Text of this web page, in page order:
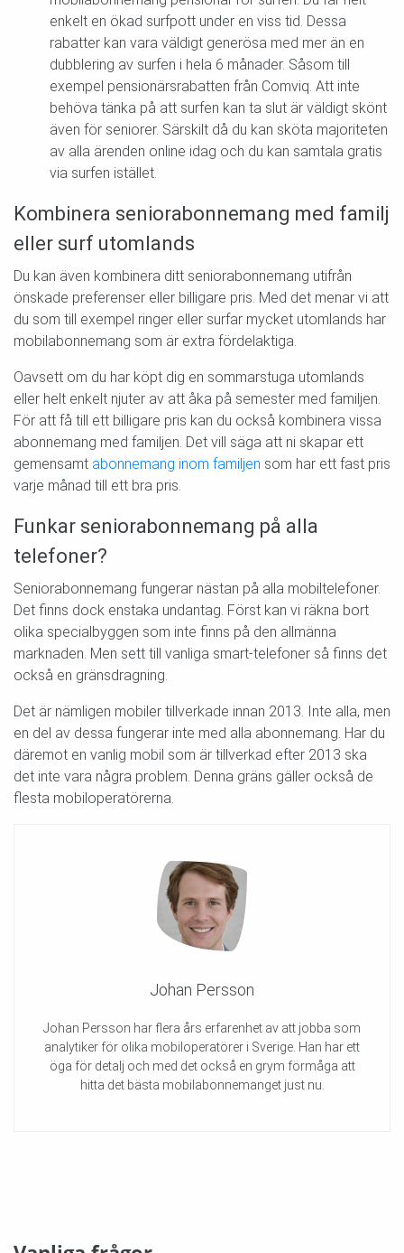
enkelt en ökad surfpott under en viss tid. Dessa
rabatter kan vara väldigt generösa med mer än en
dubblering av surfen i hela 6 månader. Såsom till
exempel pensionärsrabatten från Comviq. Att inte
behöva tänka på att surfen kan ta slut är väldigt skönt
även för seniorer. Särskilt då du kan sköta majoriteten
av alla ärenden online idag och du kan samtala gratis
via surfen istället.
Kombinera seniorabonnemang med familj
eller surf utomlands
Du kan även kombinera ditt seniorabonnemang utifrån
önskade preferenser eller billigare pris. Med det menar vi att
du som till exempel ringer eller surfar mycket utomlands har
mobilabonnemang som är extra fördelaktiga.
Oavsett om du har köpt dig en sommarstuga utomlands
eller helt enkelt njuter av att åka på semester med familjen.
För att få till ett billigare pris kan du också kombinera vissa
abonnemang med familjen. Det vill säga att ni skapar ett
gemensamt abonnemang inom familjen som har ett fast pris
varje månad till ett bra pris.
Funkar seniorabonnemang på alla
telefoner?
Seniorabonnemang fungerar nästan på alla mobiltelefoner.
Det finns dock enstaka undantag. Först kan vi räkna bort
olika specialbyggen som inte finns på den allmänna
marknaden. Men sett till vanliga smart-telefoner så finns det
också en gränsdragning.
Det är nämligen mobiler tillverkade innan 2013. Inte alla, men
en del av dessa fungerar inte med alla abonnemang. Har du
däremot en vanlig mobil som är tillverkad efter 2013 ska
det inte vara några problem. Denna gräns gäller också de
flesta mobiloperatörerna.
Johan Persson
Johan Persson har flera års erfarenhet av att jobba som
analytiker för olika mobiloperatörer i Sverige. Han har ett
öga för detalj och med det också en grym förmåga att
hitta det bästa mobilabonnemanget just nu.